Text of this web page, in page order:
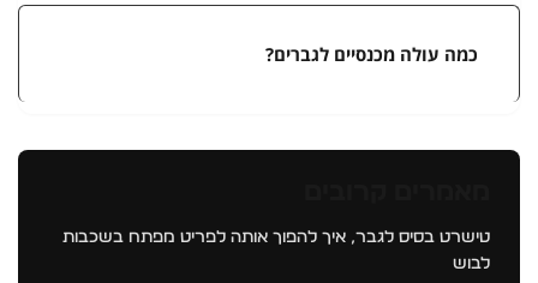
כמה עולה מכנסיים לגברים?
טישרט בסיס לגבר, איך להפוך אותה לפריט מפתח בשכבות
לבוש